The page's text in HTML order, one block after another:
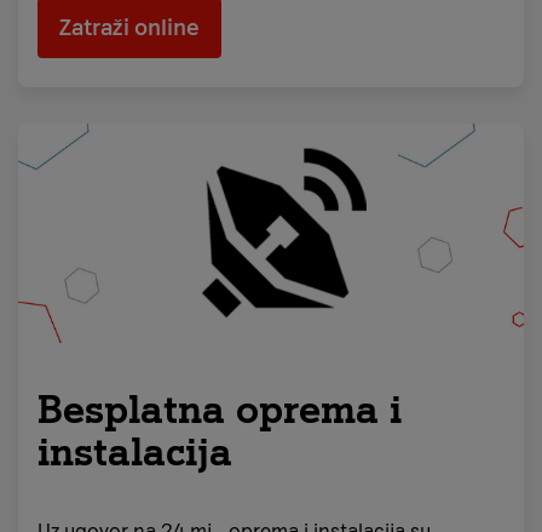
Zatraži online
Besplatna oprema i
instalacija